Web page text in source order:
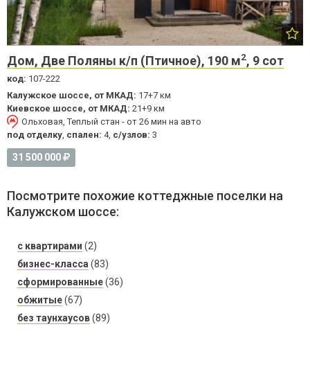
Дом, Две Поляны к/п (Птичное), 190 м2, 9 сот
код: 107-222
Калужское шоссе, от МКАД: 17+7 км
Киевское шоссе, от МКАД: 21+9 км
Ольховая, Теплый стан - от 26 мин на авто
под отделку спален: 4, с/узлов: 3
31 500 000
Посмотрите похожие коттеджные поселки на
Калужском шоссе:
с квартирами (2)
бизнес-класса (83)
сформированные(36)
обжитые(67)
без таунхаусов(89)